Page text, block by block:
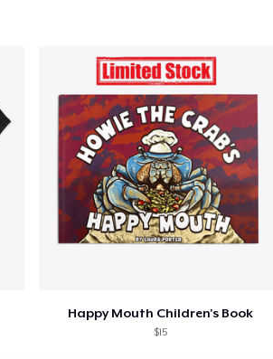
Happy Mouth Children's Book
$15